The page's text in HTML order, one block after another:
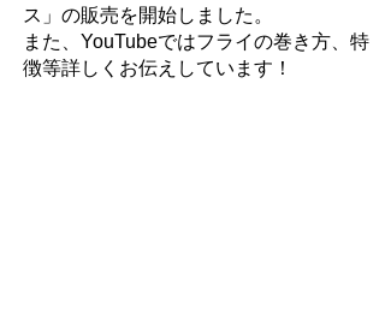
ス」の販売を開始しました。
また、YouTubeではフライの巻き方、特
徴等詳しくお伝えしています！